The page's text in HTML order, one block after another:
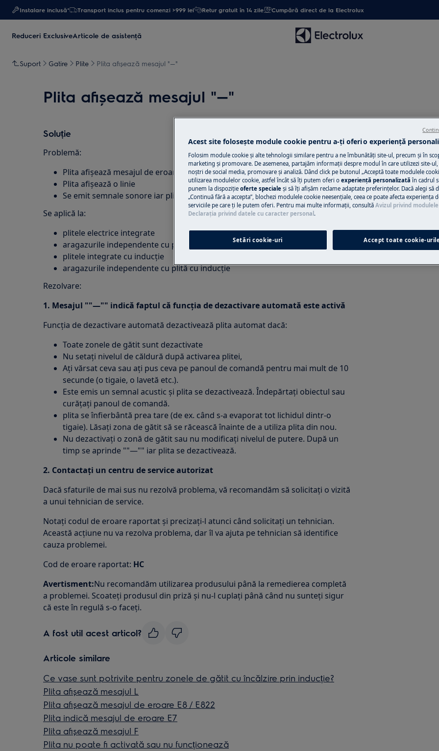
Instalare inclusă* Transport inclus pentru comenzi >999 lei Retur gratuit în 14 zile Cumpără direct de la Electrolux
Reduceri ExclusiveArticole de asistență
Suport Gatire Plite Plita afişează mesajul "—"
Plita afişează mesajul "—"
Soluție
Problemă:
Plita afişează mesajul de eroare ""—""
Plita afişează o linie
Se emit semnale sonore iar plita se stinge
Se aplică la:
plitele electrice integrate
aragazurile independente cu plită electrică
plitele integrate cu inducție
aragazurile independente cu plită cu inducție
Rezolvare:
1. Mesajul ""—"" indică faptul că funcţia de dezactivare automată este activă
Funcția de dezactivare automată dezactivează plita automat dacă:
Toate zonele de gătit sunt dezactivate
Nu setați nivelul de căldură după activarea plitei,
Ați vărsat ceva sau ați pus ceva pe panoul de comandă pentru mai mult de 10
secunde (o tigaie, o lavetă etc.).
Este emis un semnal acustic și plita se dezactivează. Îndepărtaţi obiectul sau
curăţaţi panoul de comandă.
plita se înfierbântă prea tare (de ex. când s-a evaporat tot lichidul dintr-o
tigaie). Lăsați zona de gătit să se răcească înainte de a utiliza plita din nou.
Nu dezactivaţi o zonă de gătit sau nu modificaţi nivelul de putere. După un
timp se aprinde ""—"" iar plita se dezactivează.
2. Contactați un centru de service autorizat
Dacă sfaturile de mai sus nu rezolvă problema, vă recomandăm să solicitați o vizită
a unui tehnician de service.
Notați codul de eroare raportat și precizați-l atunci când solicitați un tehnician.
Această acțiune nu va rezolva problema, dar îl va ajuta pe tehnician să identifice
cauza problemei.
Cod de eroare raportat: HC
Avertisment:Nu recomandăm utilizarea produsului până la remedierea completă
a problemei. Scoateţi produsul din priză şi nu-l cuplaţi până când nu sunteţi sigur
că este în regulă s-o faceţi.
A fost util acest articol?
Articole similare
Ce vase sunt potrivite pentru zonele de gătit cu încălzire prin inducție?
Plita afişează mesajul L
Plita afișează mesajul de eroare E8 / E822
Plita indică mesajul de eroare E7
Plita afișează mesajul F
Plita nu poate fi activată sau nu funcționează
Solicită
Ai o problemă cu
nu o poţi rezolva
ul Electrolux și
Acest site folosește module cookie pentru a-ţi oferi o experienţă
Folosim module cookie și alte tehnologii similare pentru a ne îmbunătăţi site-ul, precum și în
marketing și promovare. De asemenea, partajăm informaţii despre modul în care utilizezi site-
noștri de social media, promovare și analiză. Dând click pe butonul „Acceptă toate modulele
utilizarea modulelor cookie, astfel încât să îţi putem oferi o experienţă personalizată în cadrul
punem la dispoziţie oferte speciale și să îţi afișăm reclame adaptate preferinţelor. Dacă alegi să
„Continuă fără a accepta”, blochezi modulele cookie neesenţiale, ceea ce poate afecta experienţa
serviciile pe care ţi le putem oferi. Pentru mai multe informaţii, consultă Avizul privind
Declaraţia privind datele cu caracter personal .
Setări cookie-uri Accept toate cookie-